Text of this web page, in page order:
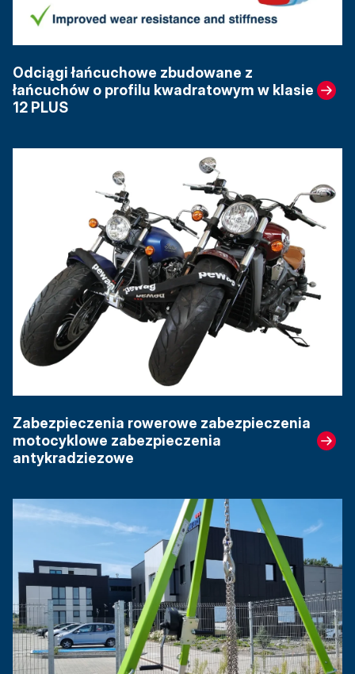
Odciągi łańcuchowe zbudowane z
łańcuchów o profilu kwadratowym w klasie
12 PLUS
Zabezpieczenia rowerowe zabezpieczenia
motocyklowe zabezpieczenia
antykradziezowe